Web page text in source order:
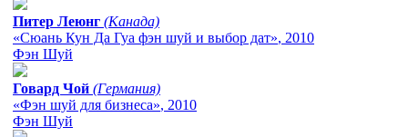
Питер Леюнг (Канада)
«Сюань Кун Да Гуа фэн шуй и выбор дат», 2010
Фэн Шуй
Говард Чой (Германия)
«Фэн шуй для бизнеса», 2010
Фэн Шуй